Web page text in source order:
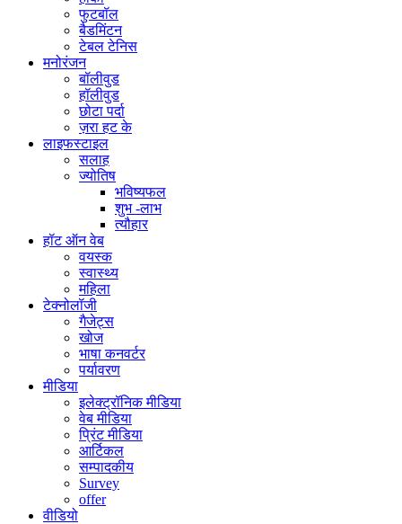
फुटबॉल
बैडमिंटन
टेबल टेनिस
मनोरंजन
बॉलीवुड
हॉलीवुड
छोटा पर्दा
ज़रा हट के
लाइफस्टाइल
सलाह
ज्योतिष
भविष्यफल
शुभ -लाभ
त्यौहार
हॉट ऑन वेब
वयस्क
स्वास्थ्य
महिला
टेक्नोलॉजी
गैजेट्स
खोज
भाषा कनवर्टर
पर्यावरण
मीडिया
इलेक्ट्रॉनिक मीडिया
वेब मीडिया
प्रिंट मीडिया
आर्टिकल
सम्पादकीय
Survey
offer
वीडियो